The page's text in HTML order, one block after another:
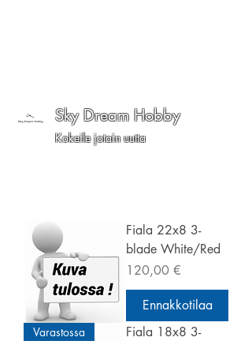
Sky Dream Hobby
Kokeile jotain uutta
Fiala 22x8 3-
blade White/Red
Hinta
120,00 €
Ennakkotilaa
Varastossa
Fiala 18x8 3-